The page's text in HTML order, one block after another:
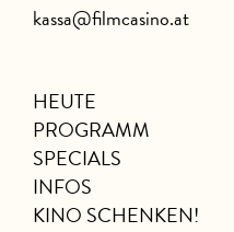
kassa@filmcasino.at
HEUTE
PROGRAMM
SPECIALS
INFOS
KINO SCHENKEN!